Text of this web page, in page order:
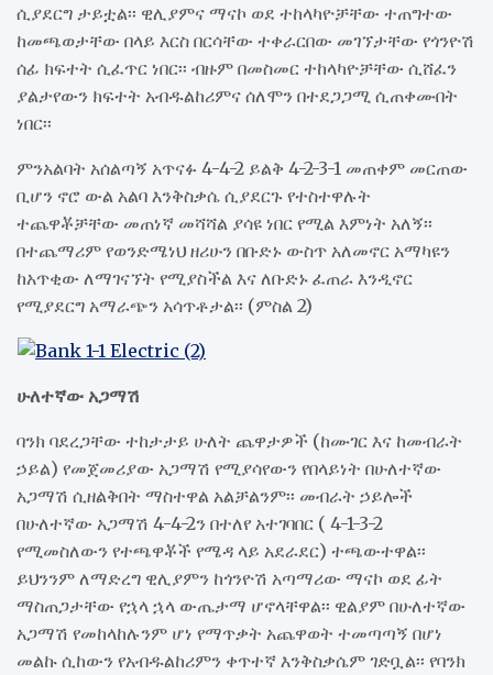
ሲያደርግ ታይቷል፡፡ ዊሊያምና ማናኮ ወደ ተከላካዮቻቸው ተጠግተው
ከመጫወታቸው በላይ እርስ በርሳቸው ተቀራርበው መገኘታቸው የጎንዮሽ
ሰፊ ክፍተት ሲፈጥር ነበር፡፡ ብዙም በመስመር ተከላካዮቻቸው ሲሸፈን
ያልታየውን ክፍተት አብዱልከሪምና ሰለሞን በተደጋጋሚ ሲጠቀሙበት
ነበር፡፡
ምንአልባት አሰልጣኝ አጥናፉ 4-4-2 ይልቅ 4-2-3-1 መጠቀም መርጠው
ቢሆን ኖሮ ውል አልባ እንቅስቃሴ ሲያደርጉ የተስተዋሉት
ተጨዋቾቻቸው መጠነኛ መሻሻል ያሳዩ ነበር የሚል እምነት አለኝ፡፡
በተጨማሪም የወንድሜነህ ዘሪሁን በቡድኑ ውስጥ አለመኖር አማካዩን
ከአጥቂው ለማገናኘት የሚያስችል እና ለቡድኑ ፈጠራ እንዲኖር
የሚያደርግ አማራጭን አሳጥቶታል፡፡ (ምስል 2)
ሁለተኛው አጋማሽ
ባንክ ባደረጋቸው ተከታታይ ሁለት ጨዋታዎች (ከሙገር እና ከመብራት
ኃይል) የመጀመሪያው አጋማሽ የሚያሳየውን የበላይነት በሁለተኛው
አጋማሽ ሲዘልቅበት ማስተዋል አልቻልንም፡፡ መብራት ኃይሎች
በሁለተኛው አጋማሽ 4-4-2ን በተለየ አተገባበር ( 4-1-3-2
የሚመስለውን የተጫዋቾች የሜዳ ላይ አደራደር) ተጫውተዋል፡፡
ይህንንም ለማድረግ ዊሊያምን ከጎንዮሽ አጣማሪው ማናኮ ወደ ፊት
ማስጠጋታቸው የኋላ ኋላ ውጤታማ ሆኖላቸዋል፡፡ ዊልያም በሁለተኛው
አጋማሽ የመከላከሉንም ሆነ የማጥቃት አጨዋወት ተመጣጣኝ በሆነ
መልኩ ሲከውን የአብዱልከሪምን ቀጥተኛ እንቅስቃሴም ገድቧል፡፡ የባንክ